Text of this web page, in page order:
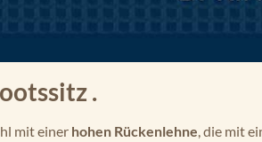
.
mit einer hohen Rückenlehne, die mit